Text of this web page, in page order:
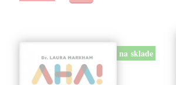
na sklade